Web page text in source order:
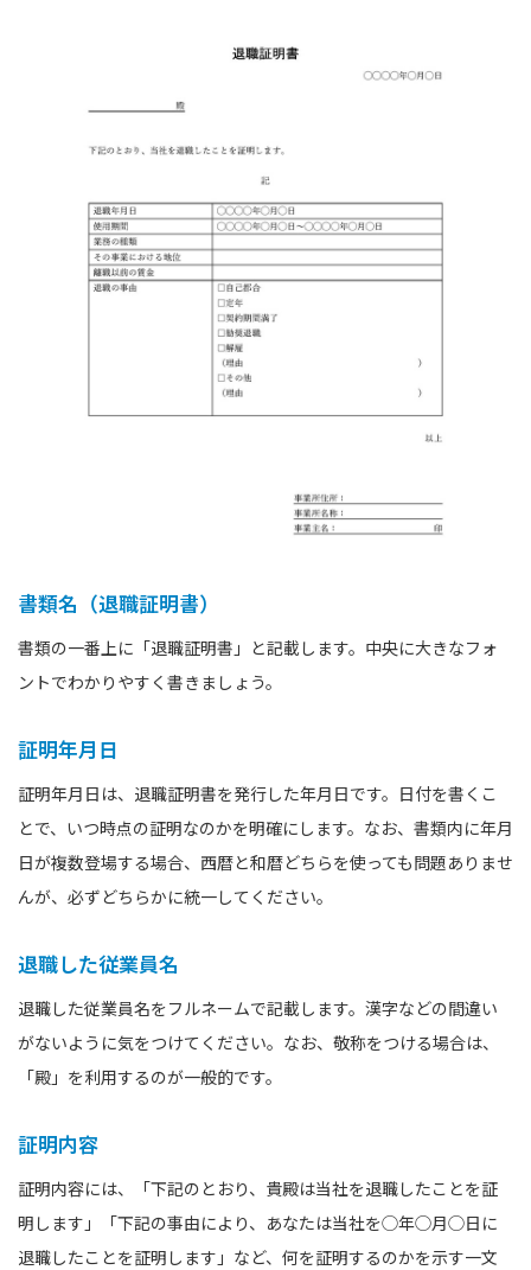
書類名（退職証明書）
書類の一番上に「退職証明書」と記載します。中央に大きなフォ
ントでわかりやすく書きましょう。
証明年月日
証明年月日は、退職証明書を発行した年月日です。日付を書くこ
とで、いつ時点の証明なのかを明確にします。なお、書類内に年月
日が複数登場する場合、西暦と和暦どちらを使っても問題ありませ
んが、必ずどちらかに統一してください。
退職した従業員名
退職した従業員名をフルネームで記載します。漢字などの間違い
がないように気をつけてください。なお、敬称をつける場合は、
「殿」を利用するのが一般的です。
証明内容
証明内容には、「下記のとおり、貴殿は当社を退職したことを証
明します」「下記の事由により、あなたは当社を◯年◯月◯日に
退職したことを証明します」など、何を証明するのかを示す一文